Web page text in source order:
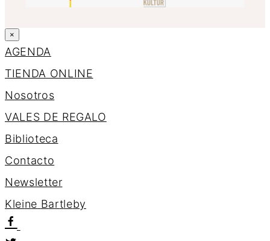
×
AGENDA
TIENDA ONLINE
Nosotros
VALES DE REGALO
Biblioteca
Contacto
Newsletter
Kleine Bartleby